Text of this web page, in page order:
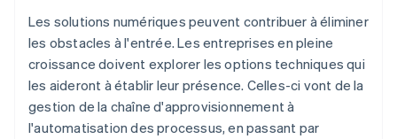
Les solutions numériques peuvent contribuer à éliminer
les obstacles à l'entrée. Les entreprises en pleine
croissance doivent explorer les options techniques qui
les aideront à établir leur présence. Celles-ci vont de la
gestion de la chaîne d'approvisionnement à
l'automatisation des processus, en passant par